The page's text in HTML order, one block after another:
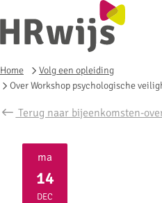
Home
Volg een opleiding
Over Workshop psychologische
Terug naar bijeenkomsten-
ma
14
DEC
2026